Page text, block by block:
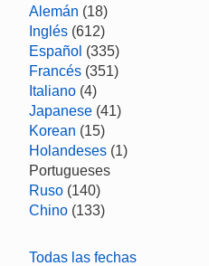
Alemán (18)
Inglés (612)
Español (335)
Francés (351)
Italiano (4)
Japanese (41)
Korean (15)
Holandeses (1)
Portugueses
Ruso (140)
Chino (133)
Todas las fechas